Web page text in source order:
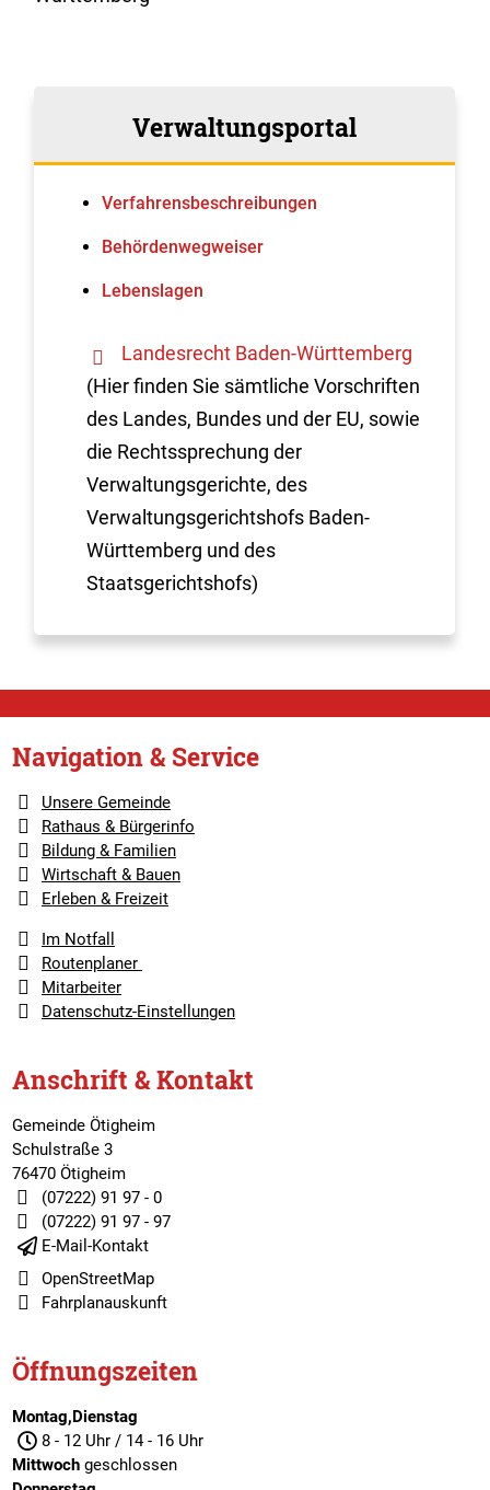
Verwaltungsportal
Verfahrens­beschreibungen
Behördenwegweiser
Lebenslagen
Landesrecht Baden-Württemberg
(Hier finden Sie sämtliche Vorschriften
des Landes, Bundes und der EU, sowie
die Rechtssprechung der
Verwaltungsgerichte, des
Verwaltungsgerichtshofs Baden-
Württemberg und des
Staatsgerichtshofs)
Navigation & Service
Unsere Gemeinde
Rathaus & Bürgerinfo
Bildung & Familien
Wirtschaft & Bauen
Erleben & Freizeit
Im Notfall
Routenplaner
Mitarbeiter
Datenschutz-Einstellungen
Anschrift & Kontakt
Gemeinde Ötigheim
Schulstraße 3
76470 Ötigheim
(07222) 91 97 - 0
(07222) 91 97 - 97
E-Mail-Kontakt
OpenStreetMap
Fahrplanauskunft
Öffnungszeiten
Montag,Dienstag
8 - 12 Uhr / 14 - 16 Uhr
Mittwochgeschlossen